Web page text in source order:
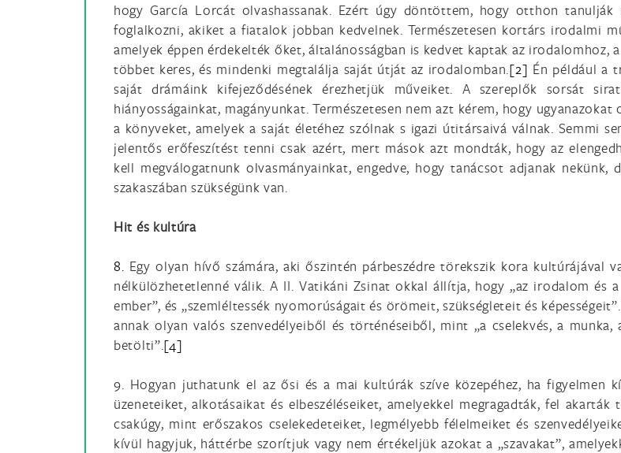
hogy García Lorcát olvashassanak. Ezért úgy döntöttem, hogy otthon tanulják
foglalkozni, akiket a fiatalok jobban kedvelnek. Természetesen kortárs irodalmi
amelyek éppen érdekelték őket, általánosságban is kedvet kaptak az irodalomhoz,
többet keres, és mindenki megtalálja saját útját az irodalomban.[2] Én például a
saját drámáink kifejeződésének érezhetjük műveiket. A szereplők sorsát
hiányosságainkat, magányunkat. Természetesen nem azt kérem, hogy
a könyveket, amelyek a saját életéhez szólnak s igazi útitársaivá válnak. Semmi
jelentős erőfeszítést tenni csak azért, mert mások azt mondták, hogy az
kell megválogatnunk olvasmányainkat, engedve, hogy tanácsot adjanak
szakaszában szükségünk van.
Hit és kultúra
8. Egy olyan hívő számára, aki őszintén párbeszédre törekszik kora kultúrájával
nélkülözhetetlenné válik. A II. Vatikáni Zsinat okkal állítja, hogy „az irodalom és
ember”, és „szemléltessék nyomorúságait és örömeit, szükségleteit és képességeit”.
annak olyan valós szenvedélyeiből és történéseiből, mint „a cselekvés, a
betölti”.[4]
9. Hogyan juthatunk el az ősi és a mai kultúrák szíve közepéhez, ha figyelmen
üzeneteiket, alkotásaikat és elbeszéléseiket, amelyekkel megragadták, fel
csakúgy, mint erőszakos cselekedeteiket, legmélyebb félelmeiket és
kívül hagyjuk, háttérbe szorítjuk vagy nem értékeljük azokat a „szavakat”,